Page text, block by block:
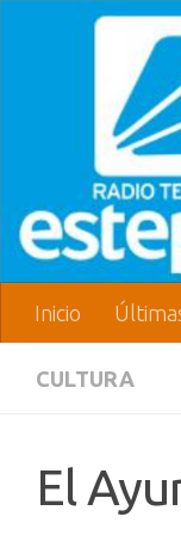
Inicio
CULTURA
El